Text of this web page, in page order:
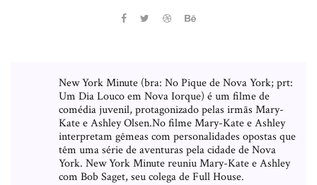
New York Minute (bra: No Pique de Nova York; prt:
Um Dia Louco em Nova Iorque) é um filme de
comédia juvenil, protagonizado pelas irmãs Mary-
Kate e Ashley Olsen.No filme Mary-Kate e Ashley
interpretam gêmeas com personalidades opostas que
têm uma série de aventuras pela cidade de Nova
York. New York Minute reuniu Mary-Kate e Ashley
com Bob Saget, seu colega de Full House.